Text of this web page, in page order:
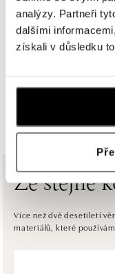
analýzy. Partneři
dalšími
získali v důsledku
ALOve
Roztylská 2321/19,
dnes otevřeno
ALOve OC
Einsteinova 3541/
dnes otevřeno
ALOve OC
Pribinova 8, 811 09
tel.: +421917090467
Ze stejné
Více než dvě desetiletí
materiálů, které